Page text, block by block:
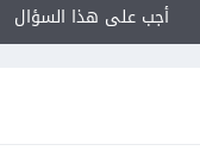
أجب على هذا السؤال